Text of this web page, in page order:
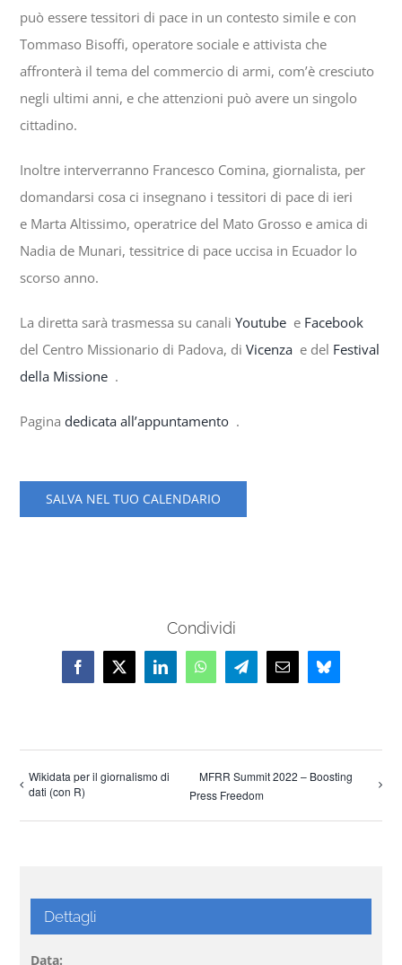
può essere tessitori di pace in un contesto simile e con
Tommaso Bisoffi, operatore sociale e attivista che
affronterà il tema del commercio di armi, com’è cresciuto
negli ultimi anni, e che attenzioni può avere un singolo
cittadino.
Inoltre interverranno Francesco Comina, giornalista, per
domandarsi cosa ci insegnano i tessitori di pace di ieri
e Marta Altissimo, operatrice del Mato Grosso e amica di
Nadia de Munari, tessitrice di pace uccisa in Ecuador lo
scorso anno.
La diretta sarà trasmessa su canaliYoutube e Facebook
del Centro Missionario di Padova, diVicenza e del Festival
della Missione .
Paginadedicata all’appuntamento .
SALVA NEL TUO CALENDARIO
Condividi
Facebook
X LinkedInWhatsAppTelegramEmail Bluesky
Wikidata per il giornalismo di
dati (con R)
MFRR Summit 2022 – Boosting
Press Freedom
Dettagli
Data: